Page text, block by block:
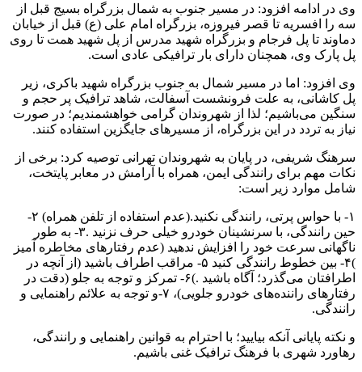
وی در ادامه افزود: در مسیر جنوب به شمال بزرگراه بسیج قبل از
سه را افسریه تا قصر فیروزه، بزرگراه امام علی (ع) قبل از خیابان
دماوند تا پل فرجام و بزرگراه شهید مدرس از پل شهید همت تا روی
پل پارک وی، همچنان دارای بار ترافیکی عادی است.
وی افزود: اما در مسیر شمال به جنوب بزرگراه شهید باکری، زیر
پل کاشانی، به علت فرونشست آسفالت، شاهد ترافیک پر حجم و
سنگین می‌باشیم؛ لذا از شهروندان گرامی خواهشمندیم؛ در صورت
نیاز به تردد در این بزرگراه، از مسیرهای جایگزین استفاده کنند.
سرهنگ شریفی، در پایان به شهروندان تهرانی توصیه کرد: برخی از
نکات مهم برای رانندگی ایمن، همراه با آرامش در معابر پایتخت،
شامل موارد زیر است:
۱- با حواس پرتی
، رانندگی نکنید.(عدم استفاده از تلفن همراه) ۲-
حین رانندگی، با سرنشینان خودرو خیلی حرف نزنید .۳- به طور
ناگهانی سرعت خود را افزایش ندهید (عدم رفتارهای مخاطره آمیز
)۴- بین خطوط رانندگی کنید ۵- مراقب اطراف باشید (از آنچه در
اطرافتان می‌گذرد؛ آگاه باشید .)۶- تمرکز و توجه به جلو (دقت در
رفتارهای راننده‌های خودرو جلویی)، ۷-و توجه به علائم راهنمایی و
رانندگی.
و نکته پایانی آنکه بیایید؛ با احترام به قوانین راهنمایی و رانندگی،
رهاورد شهری با فرهنگ ترافیک غنی باشیم.